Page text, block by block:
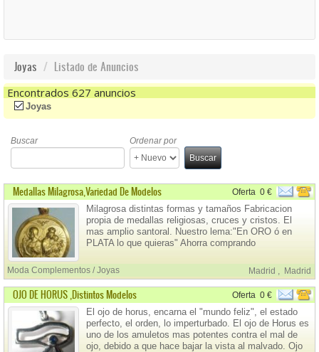
Joyas Listado de Anuncios
Encontrados 627 anuncios
(-) Remove Joyas Filter
Joyas
Buscar
Ordenar por
Buscar
Medallas Milagrosa,variedad De Modelos Oferta 0 €
Milagrosa distintas formas y tamaños Fabricacion
propia de medallas religiosas, cruces y cristos. El
mas amplio santoral. Nuestro lema:"En ORO ó en
PLATA lo que quieras" Ahorra comprando
Si no tenemos hacemos molde personalizado a partir
de una foto.
Moda Complementos / Joyas Madrid , Madrid
OJO DE HORUS ,distintos Modelos Oferta 0 €
El ojo de horus, encarna el "mundo feliz", el estado
perfecto, el orden, lo imperturbado. El ojo de Horus es
uno de los amuletos mas potentes contra el mal de
ojo, debido a que hace bajar la vista al malvado. Ojo